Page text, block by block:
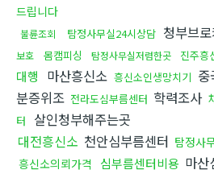
드립니다
불륜조회 탐정사무실24시상담 청부브
보호
몸캠피싱 탐정사무실저렴한곳 진주흥
대행
마산흥신소 흥신소인생망치기 중
분증위조 전라도심부름센터 학력조사
터
살인청부해주는곳
대전흥신소 천안심부름센터 탐정사
흥신소의뢰가격 심부름센터비용 마산